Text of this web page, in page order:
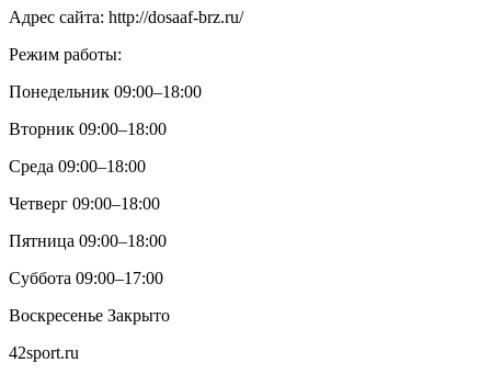
Адрес сайта: http://dosaaf-brz.ru/
Режим работы:
Понедельник 09:00–18:00
Вторник 09:00–18:00
Среда 09:00–18:00
Четверг 09:00–18:00
Пятница 09:00–18:00
Суббота 09:00–17:00
Воскресенье Закрыто
42sport.ru